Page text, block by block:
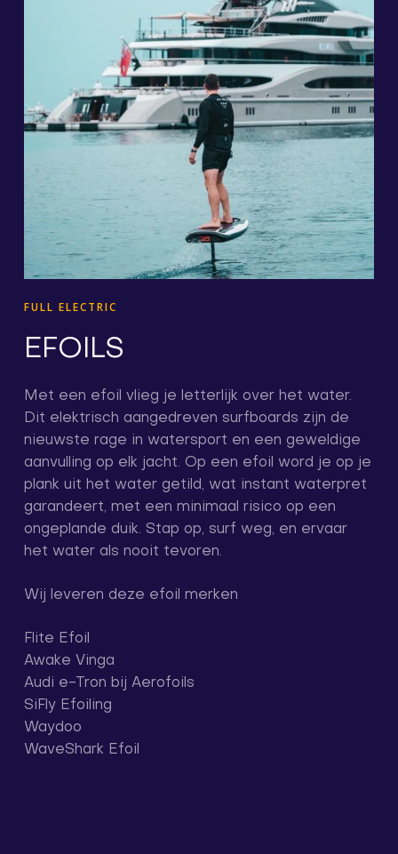
FULL ELECTRIC
EFOILS
Met een efoil vlieg je letterlijk over het water.
Dit elektrisch aangedreven surfboards zijn de
nieuwste rage in watersport en een geweldige
aanvulling op elk jacht. Op een efoil word je op je
plank uit het water getild, wat instant waterpret
garandeert, met een minimaal risico op een
ongeplande duik. Stap op, surf weg, en ervaar
het water als nooit tevoren.
Wij leveren deze efoil merken
Flite Efoil
Awake Vinga
Audi e-Tron bij Aerofoils
SiFly Efoiling
Waydoo
WaveShark Efoil